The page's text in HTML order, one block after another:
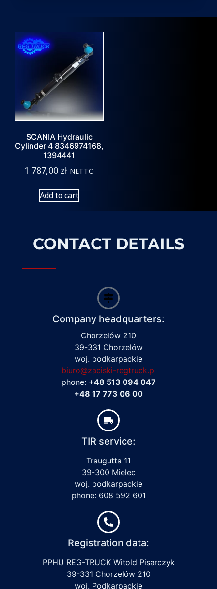
SCANIA Hydraulic
Cylinder 4 8346974168,
1394441
1 787,00 zł NETTO
Add to cart
CONTACT DETAILS
Company headquarters:
Chorzelów 210
39-331 Chorzelów
woj. podkarpackie
biuro@zaciski-regtruck.pl
phone: +48 513 094 047
+48 17 773 06 00
TIR service:
Traugutta 11
39-300 Mielec
woj. podkarpackie
phone: 608 592 601
Registration data:
PPHU REG-TRUCK Witold Pisarczyk
39-331 Chorzelów 210
woj. Podkarpackie